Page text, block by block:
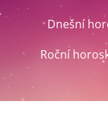
Dnešní
Roční